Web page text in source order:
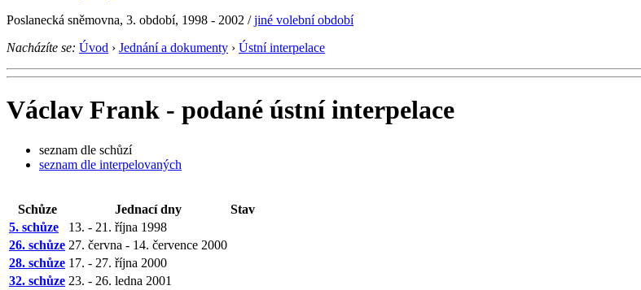
Poslanecká sněmovna, 3. období, 1998 - 2002 /jiné volební období
Nacházíte se: Úvod › Jednání a dokumenty › Ústní interpelace
Václav Frank - podané ústní interpelace
seznam dle schůzí
seznam dle interpelovaných
Schůze Jednací dny
Stav
5. schůze
13. - 21. října 1998
26. schůze 27. června - 14. července 2000
28. schůze 17. - 27. října 2000
32. schůze 23. - 26. ledna 2001